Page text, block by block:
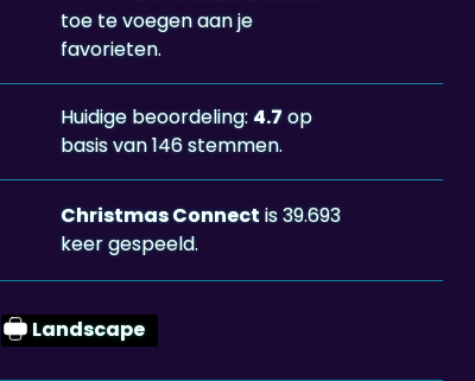
toe te voegen aan je
favorieten.
Huidige beoordeling:4.7op
basis van 146 stemmen.
Christmas Connectis 39.693
keer gespeeld.
Landscape